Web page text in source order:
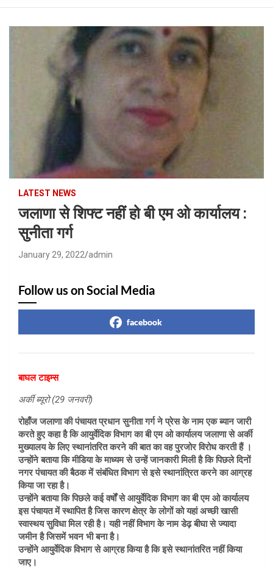
LATEST NEWS
जलाणा से शिफ्ट नहीं हो बी एम ओ कार्यालय :
सुनीता गर्ग
January 29, 2022 admin
Follow us on Social Media
facebook
बाघल टाइम्स
अर्की ब्यूरो (29 जनवरी)
रोहाँज जलाणा की पंचायत प्रधान सुनीता गर्ग ने प्रेस के नाम एक ब्यान जारी
करते हुए कहा है कि आयुर्वेदिक विभाग का बी एम ओ कार्यालय जलाणा से अर्की
मुख्यालय के लिए स्थानांतरित करने की बात का वह पुरजोर विरोध करती हैं ।
उन्होंने बताया कि मीडिया के माध्यम से उन्हें जानकारी मिली है कि पिछले दिनों
नगर पंचायत की बैठक में संबंधित विभाग से इसे स्थानांत्रित करने का आग्रह
किया जा रहा है।
उन्होंने बताया कि पिछले कई वर्षों से आयुर्वेदिक विभाग का बी एम ओ कार्यालय
इस पंचायत में स्थापित है जिस कारण क्षेत्र के लोगों को यहां अच्छी खासी
स्वास्थय सुविधा मिल रही है। यही नहीं विभाग के नाम डेढ़ बीघा से ज्यादा
जमीन है जिसमें भवन भी बना है।
उन्होंने आयुर्वेदिक विभाग से आग्रह किया है कि इसे स्थानांतरित नहीं किया
जाए।